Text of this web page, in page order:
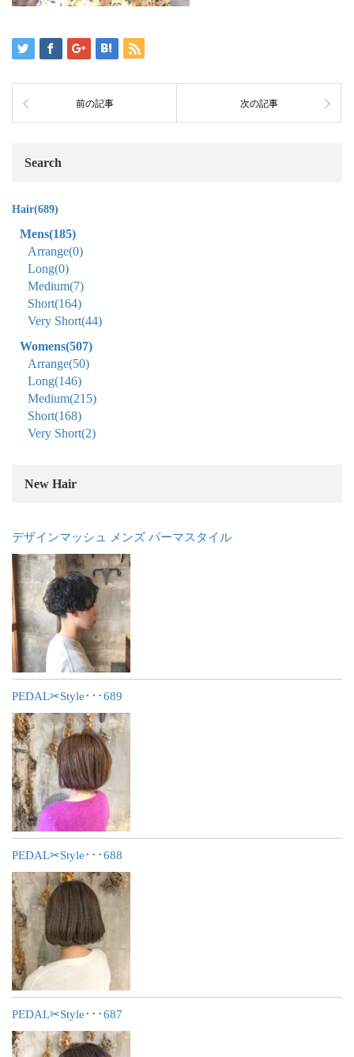
前の記事 次の記事
Search
Hair(689)
Mens(185)
Arrange(0)
Long(0)
Medium(7)
Short(164)
Very Short(44)
Womens(507)
Arrange(50)
Long(146)
Medium(215)
Short(168)
Very Short(2)
New Hair
デザインマッシュ メンズ パーマスタイル
PEDAL✂︎Style･･･689
PEDAL✂︎Style･･･688
PEDAL✂︎Style･･･687